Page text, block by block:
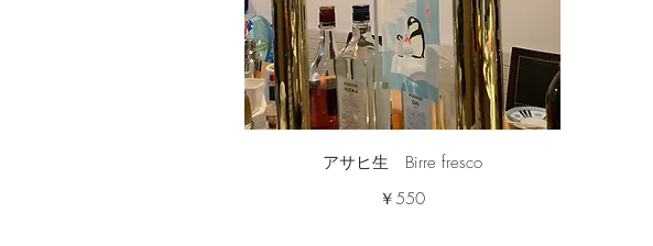
アサヒ生 Birre fresco
￥550